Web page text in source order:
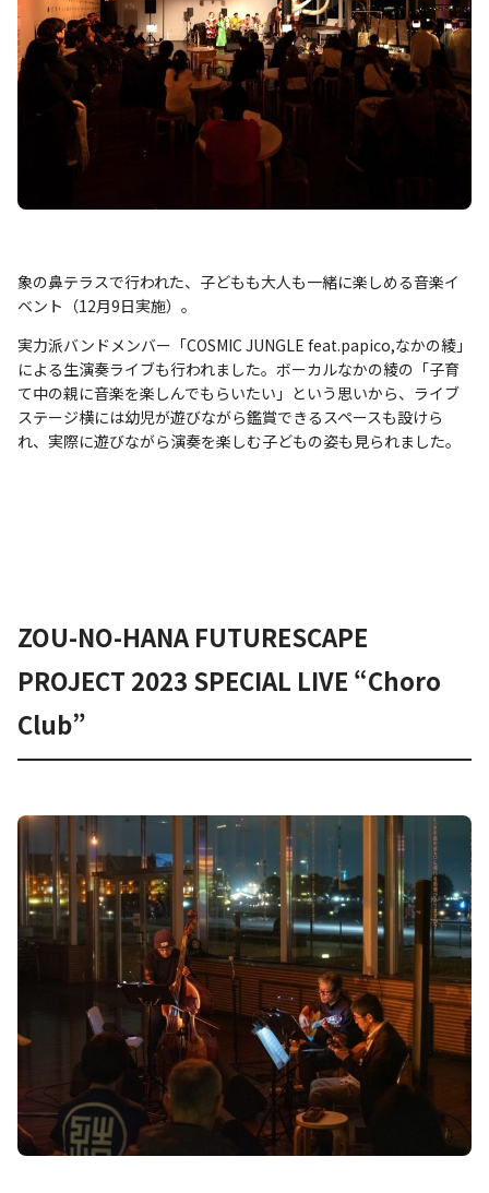
象の鼻テラスで行われた、子どもも大人も一緒に楽しめる音楽イ
ベント（12月9日実施）。
実力派バンドメンバー「COSMIC JUNGLE feat.papico,なかの綾」
による生演奏ライブも行われました。ボーカルなかの綾の「子育
て中の親に音楽を楽しんでもらいたい」という思いから、ライブ
ステージ横には幼児が遊びながら鑑賞できるスペースも設けら
れ、実際に遊びながら演奏を楽しむ子どもの姿も見られました。
ZOU-NO-HANA FUTURESCAPE
PROJECT 2023 SPECIAL LIVE “Choro
Club”